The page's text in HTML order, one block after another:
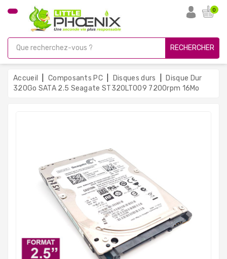
CATÉGORIE
Gamer
Unités
Centrales
Reconditionnées
Mesure
0
RECHERCHER
Accueil Composants PC Disques durs
Disque Dur
320Go SATA 2.5 Seagate ST320LT009 7200rpm 16Mo